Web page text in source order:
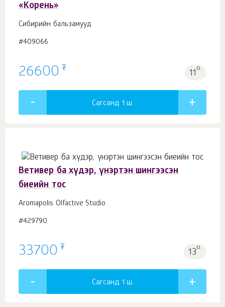
«Корень»
Сибирийн бальзамууд
#409066
26600 ₮ 11о.
Сагсанд 1 ш.
Ветивер ба хүдэр, үнэртэн шингээсэн
биеийн тос
Aromapolis Olfactive Studio
#429790
33700 ₮ 13о.
Сагсанд 1 ш.